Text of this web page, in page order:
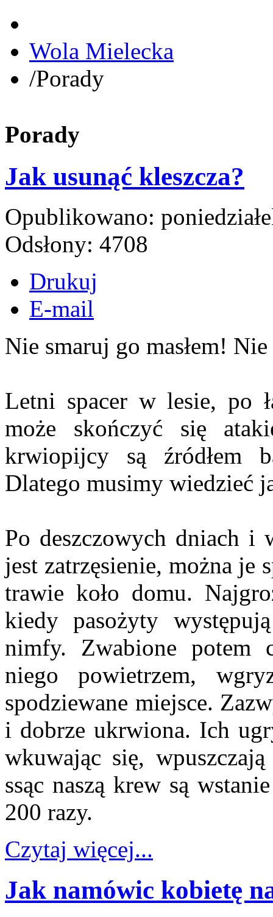
Wola Mielecka
/Porady
Porady
Jak usunąć kleszcza?
Opublikowano:
Odsłony: 4708
Drukuj
E-mail
Nie smaruj go masłem!
Letni spacer w lesie, po
może skończyć się
krwiopijcy są źródłem
Dlatego musimy wiedzieć
Po deszczowych dniach i
jest zatrzęsienie, można
trawie koło domu.
kiedy pasożyty
nimfy. Zwabione potem
niego powietrzem,
spodziewane miejsce.
i dobrze ukrwiona. Ich
wkuwając się,
ssąc naszą krew są
200 razy.
Czytaj więcej...
Jak namówic kobietę